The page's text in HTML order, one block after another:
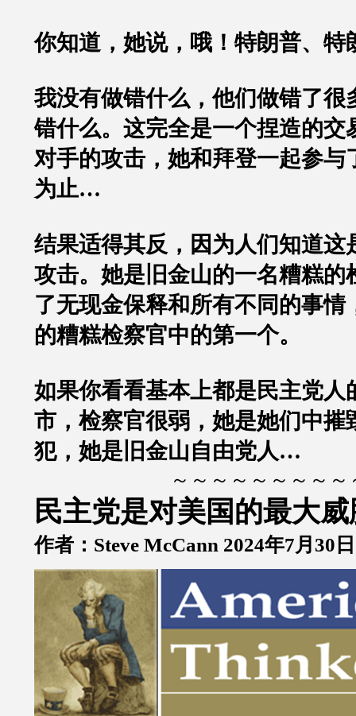
你知道，她说，哦！特朗普、
我没有做错什么，他们做错了很
错什么。这完全是一个捏造的交
对手的攻击，她和拜登一起参与
为止…
结果适得其反，因为人们知道这
攻击。她是旧金山的一名糟糕的
了无现金保释和所有不同的事情
的糟糕检察官中的第一个。
如果你看看基本上都是民主党人
市，检察官很弱，她是她们中摧
犯，她是旧金山自由党人…
～～～～～～～～～
民主党是对美国的最大威
作者：Steve McCann 2024年7月30日